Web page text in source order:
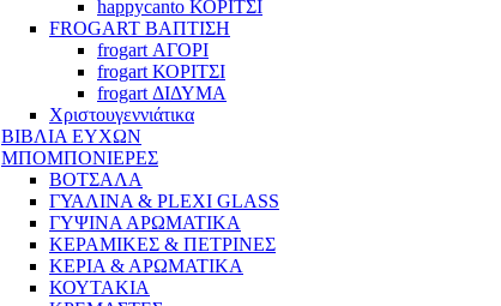
happycanto ΚΟΡΙΤΣΙ
FROGART ΒΑΠΤΙΣΗ
frogart ΑΓΟΡΙ
frogart ΚΟΡΙΤΣΙ
frogart ΔΙΔΥΜΑ
Χριστουγεννιάτικα
ΒΙΒΛΙΑ ΕΥΧΩΝ
ΜΠΟΜΠΟΝΙΕΡΕΣ
ΒΟΤΣΑΛΑ
ΓΥΑΛΙΝΑ & PLEXI GLASS
ΓΥΨΙΝΑ ΑΡΩΜΑΤΙΚΑ
ΚΕΡΑΜΙΚΕΣ & ΠΕΤΡΙΝΕΣ
ΚΕΡΙΑ & ΑΡΩΜΑΤΙΚΑ
ΚΟΥΤΑΚΙΑ